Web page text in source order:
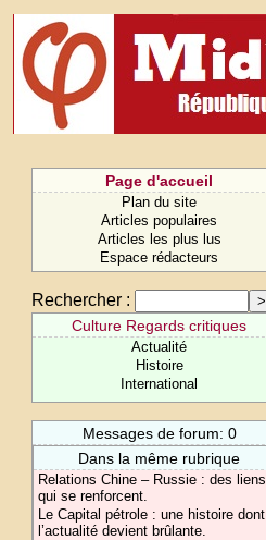
Page d'accueil
Plan du site
Articles populaires
Articles les plus lus
Espace rédacteurs
Rechercher :
Culture Regards critiques
Actualité
Histoire
International
Messages de forum: 0
Dans la même rubrique
Relations Chine – Russie : des liens
qui se renforcent.
Le Capital pétrole : une histoire dont
l’actualité devient brûlante.